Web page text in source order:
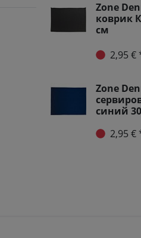
Zone
коврик
см
2,95 €
Zone
синий
2,95 €